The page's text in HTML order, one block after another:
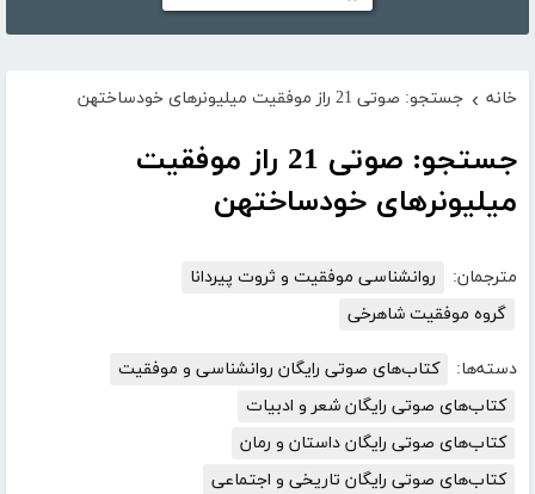
خانه › جستجو: صوتی 21 راز موفقیت میلیونرهای خودساختهن
جستجو: صوتی 21 راز موفقیت
میلیونرهای خودساختهن
مترجمان:
روانشناسی موفقیت و ثروت پیردانا
گروه موفقیت شاهرخی
دسته‌ها:
کتاب‌های صوتی رایگان روانشناسی و موفقیت
کتاب‌های صوتی رایگان شعر و ادبیات
کتاب‌های صوتی رایگان داستان و رمان
کتاب‌های صوتی رایگان تاریخی و اجتماعی